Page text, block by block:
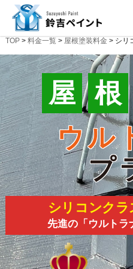
TOP> 料金一覧> 屋根塗装料金 > シリ
屋 根
ウル
プ
シリコンクラ
先進の「ウルトラ